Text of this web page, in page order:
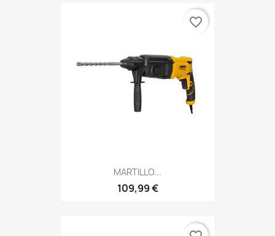
MARTILLO...
109,99 €
favorite_border